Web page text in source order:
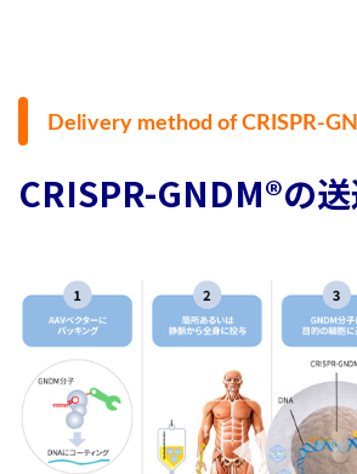
Delivery method of CRISPR-
CRISPR-GNDM®の